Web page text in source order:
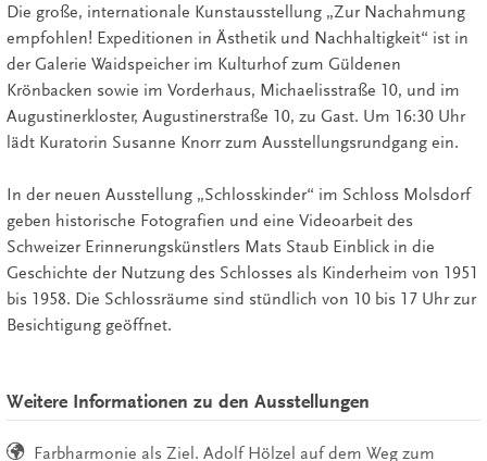
Die große, internationale Kunstausstellung „Zur Nachahmung
empfohlen! Expeditionen in Ästhetik und Nachhaltigkeit“ ist in
der Galerie Waidspeicher im Kulturhof zum Güldenen
Krönbacken sowie im Vorderhaus, Michaelisstraße 10, und im
Augustinerkloster, Augustinerstraße 10, zu Gast. Um 16:30 Uhr
lädt Kuratorin Susanne Knorr zum Ausstellungsrundgang ein.
In der neuen Ausstellung „Schlosskinder“ im Schloss Molsdorf
geben historische Fotografien und eine Videoarbeit des
Schweizer Erinnerungskünstlers Mats Staub Einblick in die
Geschichte der Nutzung des Schlosses als Kinderheim von 1951
bis 1958. Die Schlossräume sind stündlich von 10 bis 17 Uhr zur
Besichtigung geöffnet.
Weitere Informationen zu den Ausstellungen
Farbharmonie als Ziel. Adolf Hölzel auf dem Weg zum